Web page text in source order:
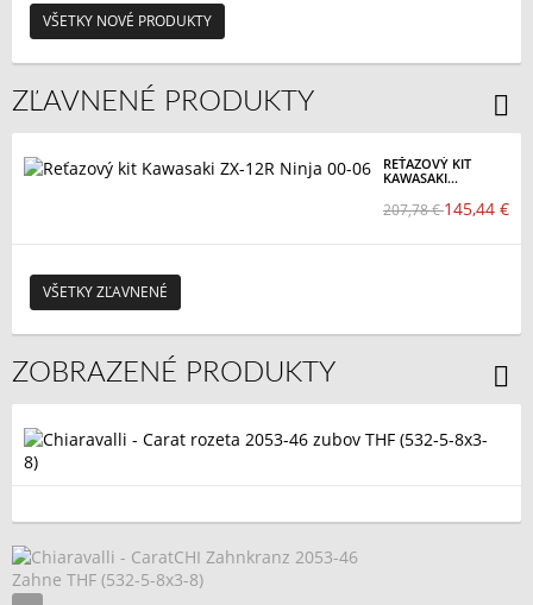
VŠETKY NOVÉ PRODUKTY
ZĽAVNENÉ PRODUKTY
REŤAZOVÝ KIT
KAWASAKI...
207,78 €145,44 €
VŠETKY ZĽAVNENÉ
ZOBRAZENÉ PRODUKTY